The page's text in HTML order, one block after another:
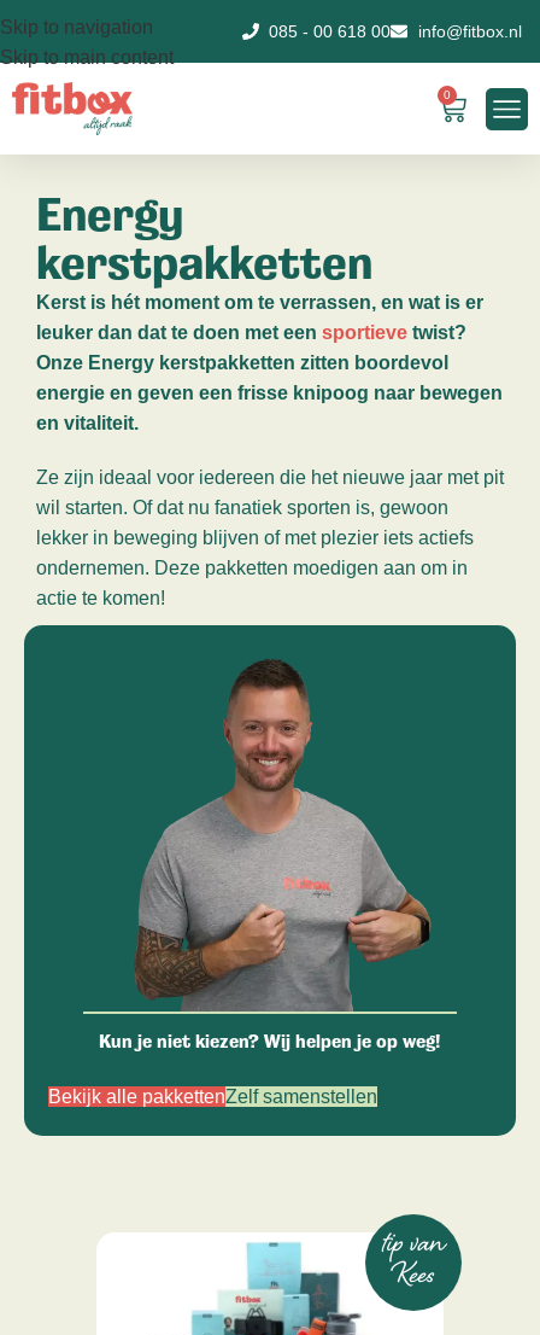
Skip to navigation
Skip to main content
085 - 00 618 00 info@fitbox.nl
0
Energy
kerstpakketten
Kerst is hét moment om te verrassen, en wat is er
leuker dan dat te doen met een sportieve twist?
Onze Energy kerstpakketten zitten boordevol
energie en geven een frisse knipoog naar bewegen
en vitaliteit.
Ze zijn ideaal voor iedereen die het nieuwe jaar met pit
wil starten. Of dat nu fanatiek sporten is, gewoon
lekker in beweging blijven of met plezier iets actiefs
ondernemen. Deze pakketten moedigen aan om in
actie te komen!
Kun je niet kiezen? Wij helpen je op weg!
Bekijk alle pakkettenZelf samenstellen
tip van
Kees